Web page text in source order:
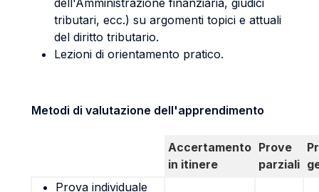
dell'Amministrazione finanziaria, giudici
tributari, ecc.) su argomenti topici e attuali
del diritto tributario.
Lezioni di orientamento pratico.
Metodi di valutazione dell'apprendimento
Accertamento
in itinere
Prove
parziali
Prova individuale